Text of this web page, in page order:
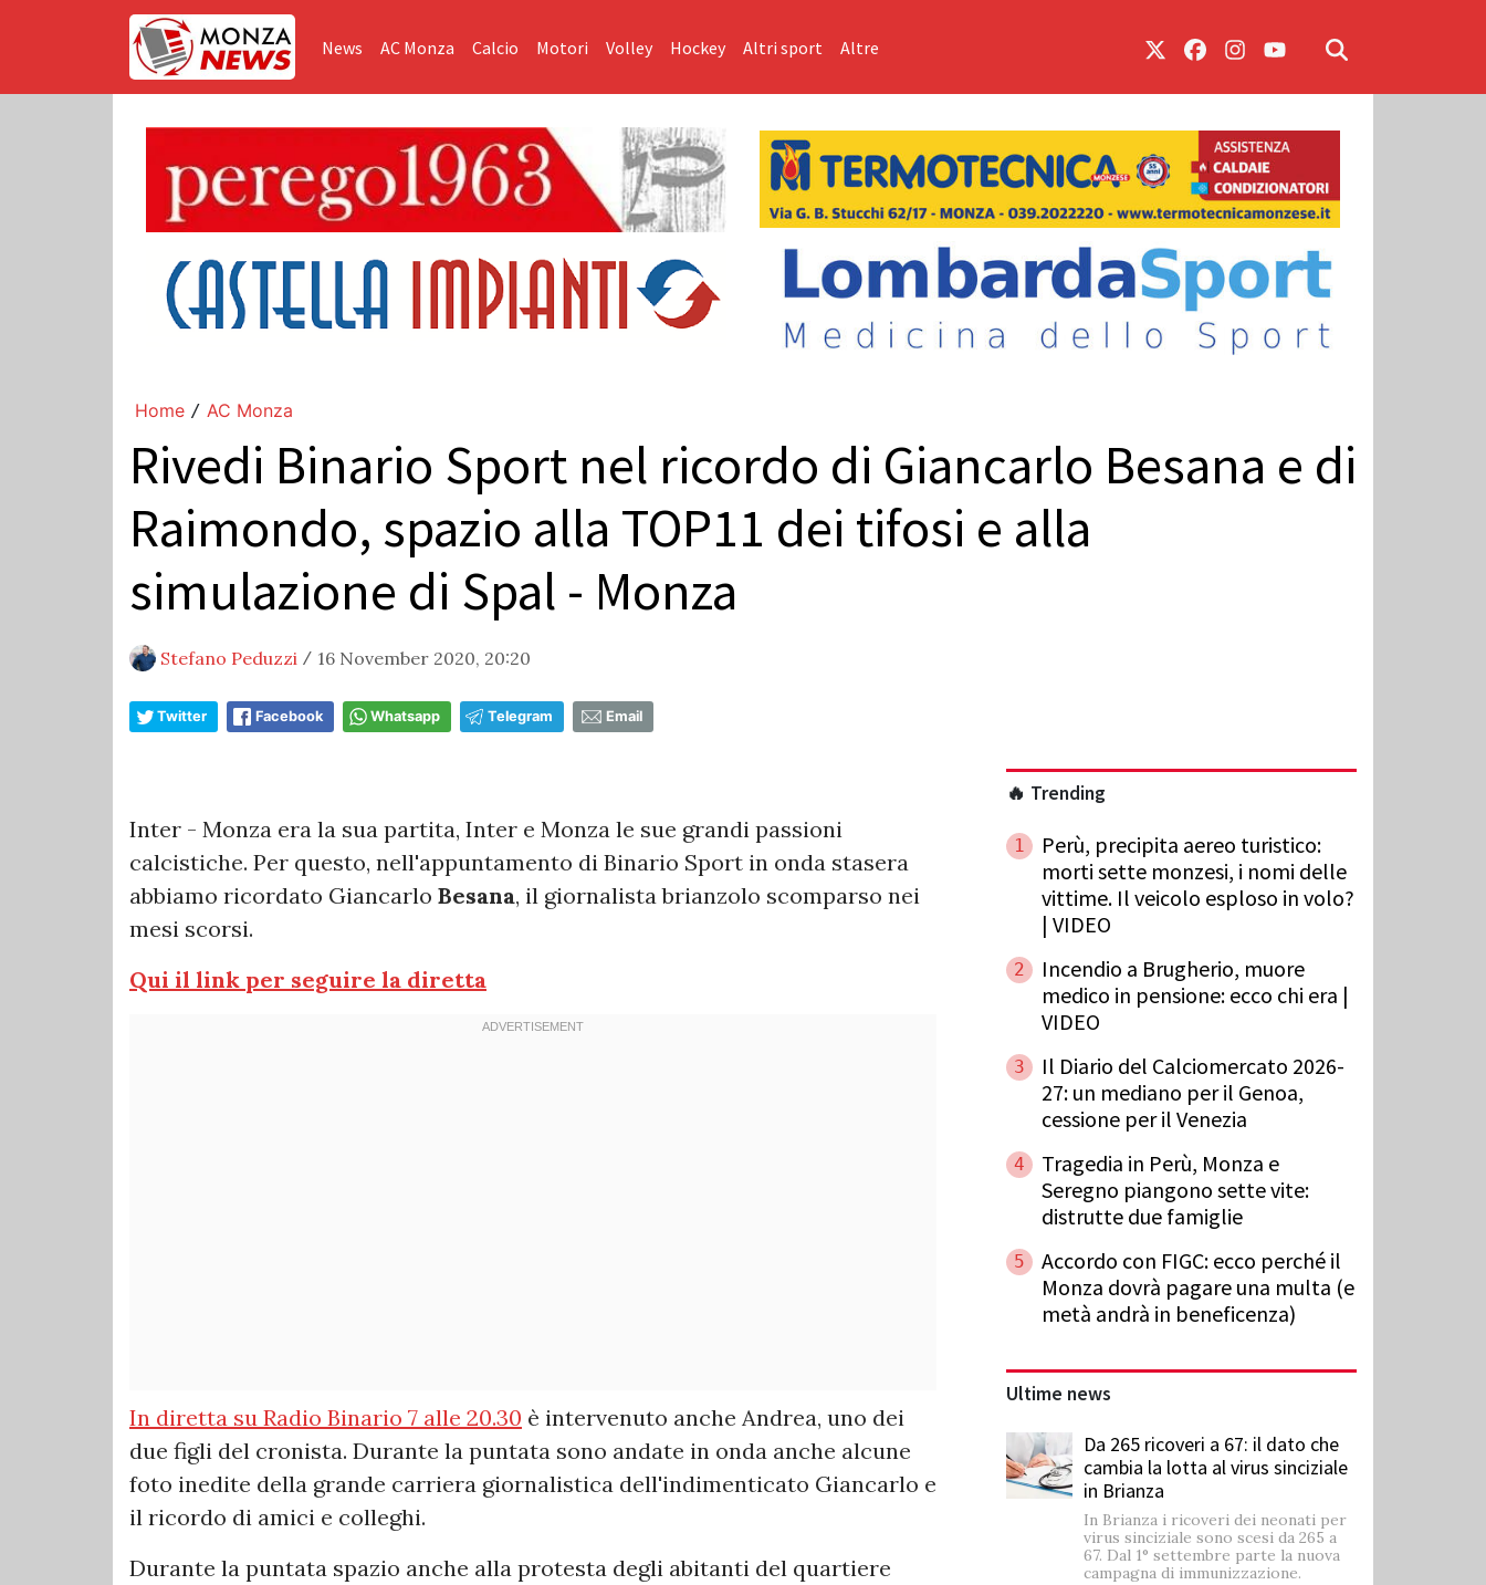
News AC Monza Calcio Motori Volley Hockey Altri sport Altre
Home / AC Monza
Rivedi Binario Sport nel ricordo di Giancarlo Besana e di
Raimondo, spazio alla TOP11 dei tifosi e alla
simulazione di Spal - Monza
Stefano Peduzzi / 16 November 2020, 20:20
Twitter Facebook Whatsapp Telegram Email
Inter - Monza era la sua partita, Inter e Monza le sue grandi passioni
calcistiche. Per questo, nell'appuntamento di Binario Sport in onda stasera
abbiamo ricordato Giancarlo Besana, il giornalista brianzolo scomparso nei
mesi scorsi.
Qui il link per seguire la diretta
In diretta su Radio Binario 7 alle 20.30 è intervenuto anche Andrea, uno dei
due figli del cronista. Durante la puntata sono andate in onda anche alcune
foto inedite della grande carriera giornalistica dell'indimenticato Giancarlo e
il ricordo di amici e colleghi.
Durante la puntata spazio anche alla protesta degli abitanti del quartiere
🔥 Trending
1
Perù, precipita aereo turistico:
morti sette monzesi, i nomi delle
vittime. Il veicolo esploso in volo?
| VIDEO
2
Incendio a Brugherio, muore
medico in pensione: ecco chi era |
VIDEO
3
Il Diario del Calciomercato 2026-
27: un mediano per il Genoa,
cessione per il Venezia
4
Tragedia in Perù, Monza e
Seregno piangono sette vite:
distrutte due famiglie
5
Accordo con FIGC: ecco perché il
Monza dovrà pagare una multa (e
metà andrà in beneficenza)
Ultime news
Da 265 ricoveri a 67: il dato che
cambia la lotta al virus sinciziale
in Brianza
In Brianza i ricoveri dei neonati per
virus sinciziale sono scesi da 265 a
67. Dal 1° settembre parte la nuova
campagna di immunizzazione.